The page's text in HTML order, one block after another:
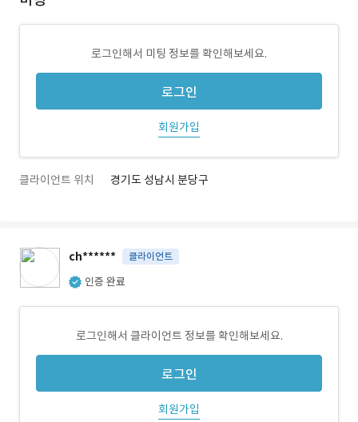
로그인해서 미팅 정보를 확인해보세요.
로그인
회원가입
클라이언트 위치 경기도 성남시 분당구
ch****** 클라이언트
인증 완료
로그인해서 클라이언트 정보를 확인해보세요.
로그인
회원가입